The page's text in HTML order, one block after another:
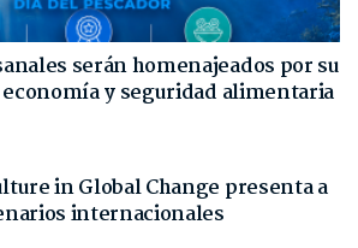
serán homenajeados por su
y seguridad alimentaria
in Global Change presenta a
internacionales